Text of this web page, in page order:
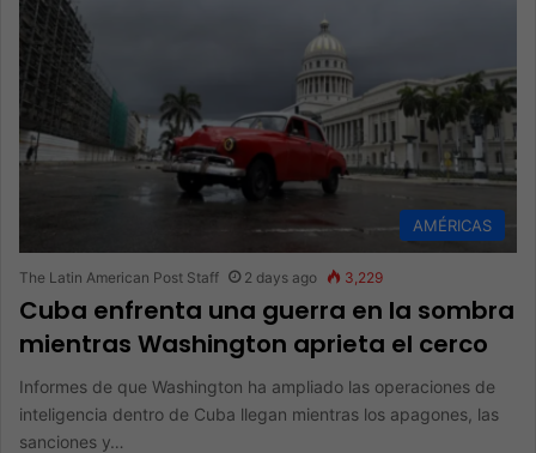
AMÉRICAS
The Latin American Post Staff 2 days ago 3,229
Cuba enfrenta una guerra en la sombra
mientras Washington aprieta el cerco
Informes de que Washington ha ampliado las operaciones de
inteligencia dentro de Cuba llegan mientras los apagones, las
sanciones y…